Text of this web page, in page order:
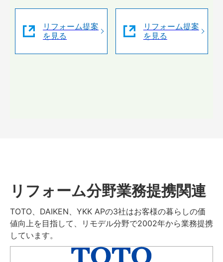
リフォーム提案
を見る
リフォーム提案
を見る
リフォーム分野業務提携関連
TOTO、DAIKEN、YKK APの3社はお客様の暮らしの価
値向上を目指して、リモデル分野で2002年から業務提携
しています。